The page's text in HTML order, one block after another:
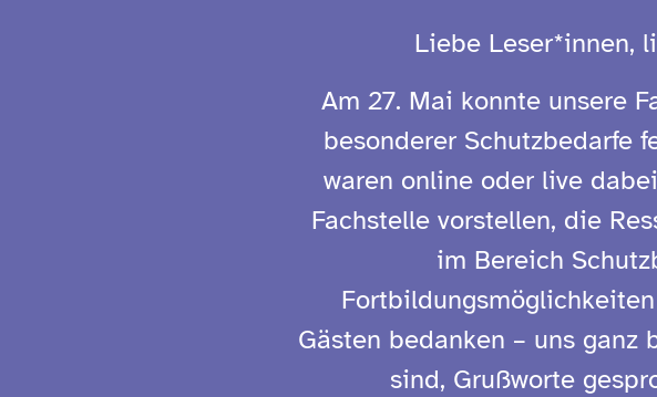
Liebe Leser*innen,
Am 27. Mai konnte unsere
besonderer Schutzbedarfe
waren online oder live
Fachstelle vorstellen, die
im Bereich
Gästen bedanken – uns
sind, Grußworte